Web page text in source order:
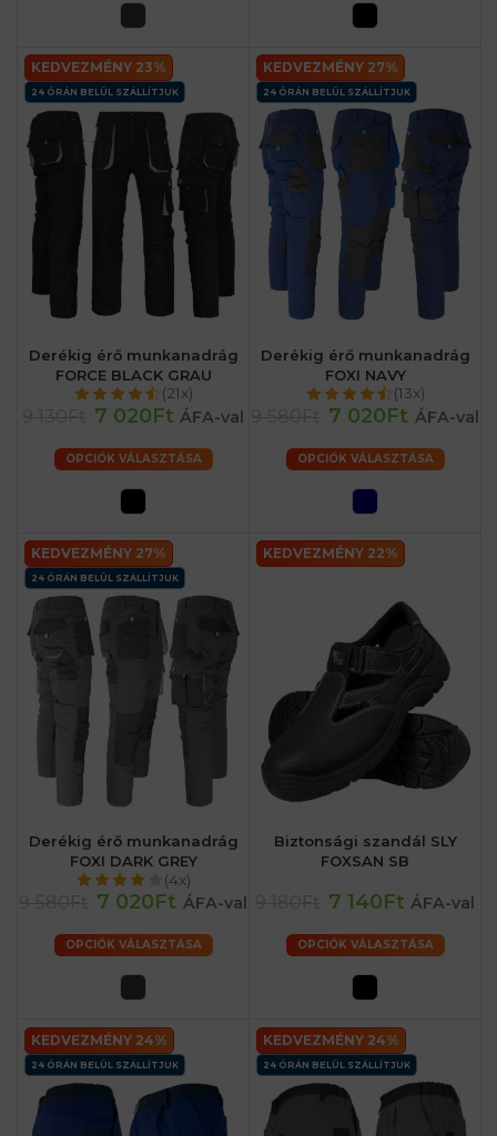
KEDVEZMÉNY 23%
24 ÓRÁN BELÜL SZÁLLÍTJUK
Derékig érő munkanadrág
FORCE BLACK GRAU
(21x)
7 020Ft ÁFA-val
OPCIÓK VÁLASZTÁSA
KEDVEZMÉNY 27%
24 ÓRÁN BELÜL SZÁLLÍTJUK
Derékig érő munkanadrág
FOXI NAVY
(13x)
7 020Ft ÁFA-val
OPCIÓK VÁLASZTÁSA
KEDVEZMÉNY 27%
24 ÓRÁN BELÜL SZÁLLÍTJUK
Derékig érő munkanadrág
FOXI DARK GREY
(4x)
7 020Ft ÁFA-val
OPCIÓK VÁLASZTÁSA
KEDVEZMÉNY 22%
Biztonsági szandál SLY
FOXSAN SB
7 140Ft ÁFA-val
OPCIÓK VÁLASZTÁSA
KEDVEZMÉNY 24%
24 ÓRÁN BELÜL SZÁLLÍTJUK
KEDVEZMÉNY 24%
24 ÓRÁN BELÜL SZÁLLÍTJUK